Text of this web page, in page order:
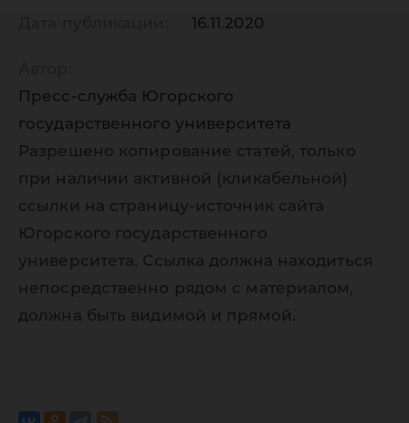
16.11.2020
Пресс-служба Югорского
государственного университета
Разрешено копирование статей, только
при наличии активной (кликабельной)
ссылки на страницу-источник сайта
Югорского государственного
университета. Ссылка должна находиться
непосредственно рядом с материалом,
должна быть видимой и прямой.